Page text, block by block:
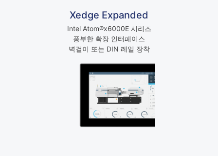
Xedge Expanded
Intel Atom®x6000E 시리즈
풍부한 확장 인터페이스
벽걸이 또는 DIN 레일 장착